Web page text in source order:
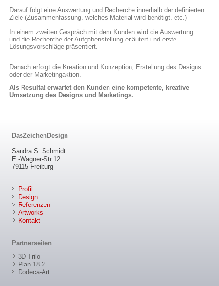
Darauf folgt eine Auswertung und Recherche innerhalb der definierten
Ziele (Zusammenfassung, welches Material wird benötigt, etc.)
In einem zweiten Gespräch mit dem Kunden wird die Auswertung
und die Recherche der Aufgabenstellung erläutert und erste
Lösungsvorschläge präsentiert.
Danach erfolgt die Kreation und Konzeption, Erstellung des Designs
oder der Marketingaktion.
Als Resultat erwartet den Kunden eine kompetente, kreative
Umsetzung des Designs und Marketings.
DasZeichenDesign
Sandra S. Schmidt
E.-Wagner-Str.12
79115 Freiburg
Profil
Design
Referenzen
Artworks
Kontakt
Partnerseiten
3D Trilo
Plan 18-2
Dodeca-Art